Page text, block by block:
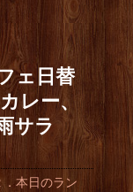
ェ日替
レー、
サラ
．本日のラン